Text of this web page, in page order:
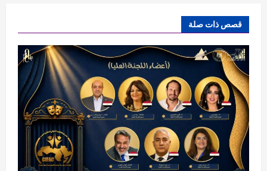
قصص ذات صلة